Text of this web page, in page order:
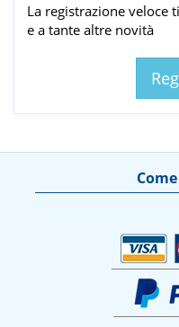
La registrazione veloce
e a tante altre novità